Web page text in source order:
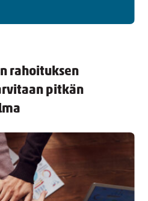
rahoituksen
pitkän